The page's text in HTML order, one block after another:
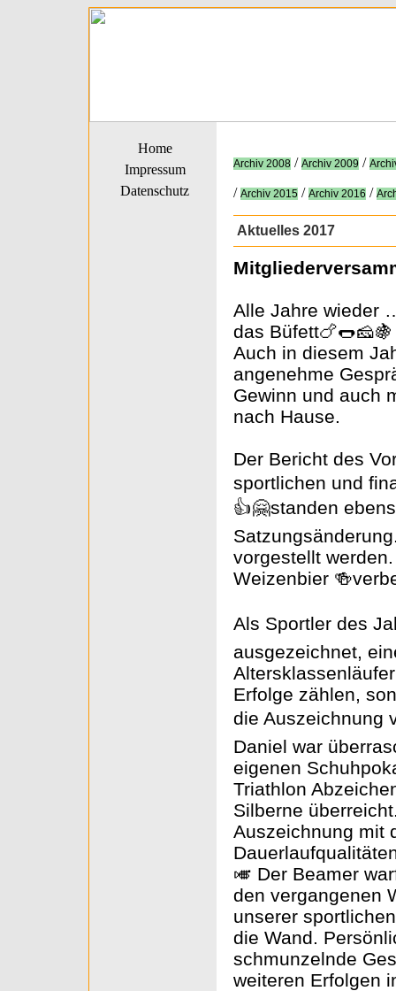
Home
Impressum
Datenschutz
Archiv 2008 / Archiv 2009 /
/ Archiv 2015 / Archiv 2016 /
Aktuelles 2017
Alle Jahre wieder
das
Auch in diesem
angenehme
Gewinn und auch
nach Hause.
Der Bericht des
sportlichen und
👍🤗standen
vorgestellt
Weizenbier
Als Sportler des
ausgezeichnet,
Erfolge zählen,
die Auszeichnung
Daniel war
eigenen
Triathlon
Silberne
Auszeichnung mit
🎺 Der Beamer
den vergangenen
unserer
die Wand.
schmunzelnde
weiteren Erfolgen